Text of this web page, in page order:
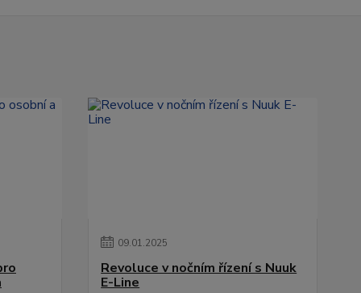
09.01.2025
Revoluce v nočním řízení s Nuuk
E-Line